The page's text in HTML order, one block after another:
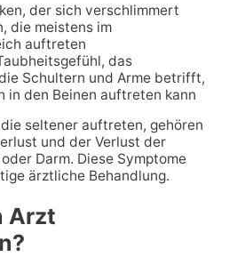
der sich verschlimmert
die meistens im
auftreten
das
Schultern und Arme betrifft,
in den Beinen auftreten kann
seltener auftreten, gehören
und der Verlust der
Darm. Diese Symptome
ärztliche Behandlung.
Arzt